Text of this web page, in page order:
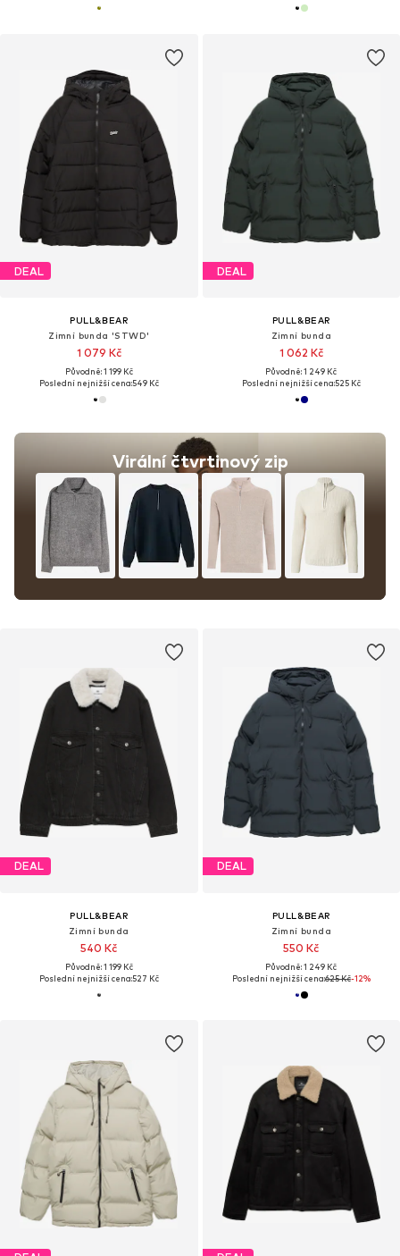
DEAL
PULL&BEAR
Zimní bunda 'STWD'
1 079 Kč
Původně: 1 199 Kč
Poslední nejnižší cena:549 Kč
Virální čtvrtinový zip
DEAL
PULL&BEAR
Zimní bunda
1 062 Kč
Původně: 1 249 Kč
Poslední nejnižší cena:525 Kč
DEAL
PULL&BEAR
Zimní bunda
540 Kč
Původně: 1 199 Kč
Poslední nejnižší cena:527 Kč
DEAL
PULL&BEAR
Zimní bunda
550 Kč
Původně: 1 249 Kč
Poslední nejnižší cena:625 Kč-12%